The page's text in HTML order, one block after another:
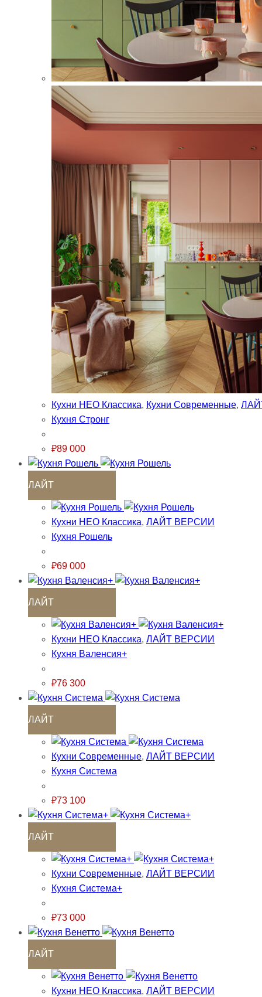
Кухни НЕО Классика, Кухни Современные,
Кухня Стронг
₽89 000
ЛАЙТ
Кухни НЕО Классика, ЛАЙТ ВЕРСИИ
Кухня Рошель
₽69 000
ЛАЙТ
Кухни НЕО Классика, ЛАЙТ ВЕРСИИ
Кухня Валенсия+
₽76 300
ЛАЙТ
Кухни Современные, ЛАЙТ ВЕРСИИ
Кухня Система
₽73 100
ЛАЙТ
Кухни Современные, ЛАЙТ ВЕРСИИ
Кухня Система+
₽73 000
ЛАЙТ
Кухни НЕО Классика, ЛАЙТ ВЕРСИИ